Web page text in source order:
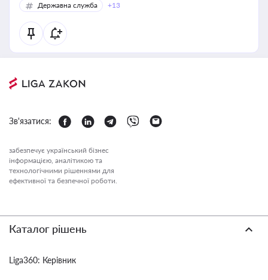
Державна служба
+13
Зв'язатися:
забезпечує український бізнес
інформацією, аналітикою та
технологічними рішеннями для
ефективної та безпечної роботи.
Каталог рішень
Liga360: Керівник